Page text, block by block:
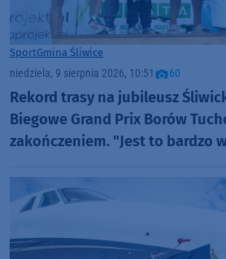
SportGmina Śliwice
niedziela, 9 sierpnia 2026, 10:51 60
Rekord trasy na jubileusz
Biegowe Grand Prix Borów
zakończeniem. "Jest to bardzo